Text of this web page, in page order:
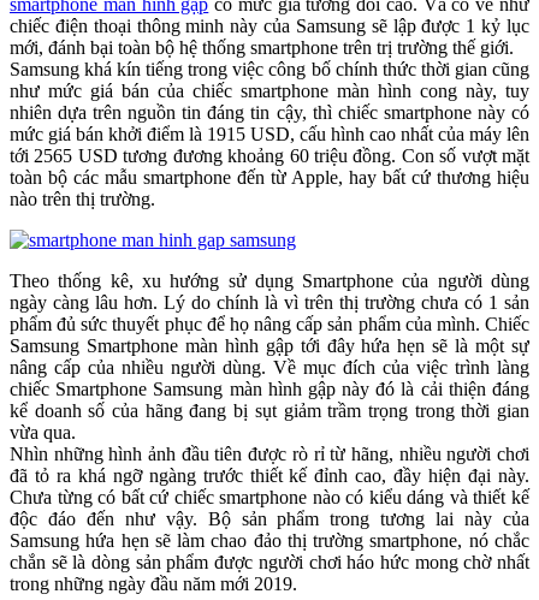
smartphone màn hình gập có mức giá tương đối cao. Và có vẻ như
chiếc điện thoại thông minh này của Samsung sẽ lập được 1 kỷ lục
mới, đánh bại toàn bộ hệ thống smartphone trên trị trường thế giới.
Samsung khá kín tiếng trong việc công bố chính thức thời gian cũng
như mức giá bán của chiếc smartphone màn hình cong này, tuy
nhiên dựa trên nguồn tin đáng tin cậy, thì chiếc smartphone này có
mức giá bán khởi điểm là 1915 USD, cấu hình cao nhất của máy lên
tới 2565 USD tương đương khoảng 60 triệu đồng. Con số vượt mặt
toàn bộ các mẫu smartphone đến từ Apple, hay bất cứ thương hiệu
nào trên thị trường.
Theo thống kê, xu hướng sử dụng Smartphone của người dùng
ngày càng lâu hơn. Lý do chính là vì trên thị trường chưa có 1 sản
phẩm đủ sức thuyết phục để họ nâng cấp sản phẩm của mình. Chiếc
Samsung Smartphone màn hình gập tới đây hứa hẹn sẽ là một sự
nâng cấp của nhiều người dùng. Về mục đích của việc trình làng
chiếc Smartphone Samsung màn hình gập này đó là cải thiện đáng
kể doanh số của hãng đang bị sụt giảm trầm trọng trong thời gian
vừa qua.
Nhìn những hình ảnh đầu tiên được rò rỉ từ hãng, nhiều người chơi
đã tỏ ra khá ngỡ ngàng trước thiết kế đỉnh cao, đầy hiện đại này.
Chưa từng có bất cứ chiếc smartphone nào có kiểu dáng và thiết kế
độc đáo đến như vậy. Bộ sản phẩm trong tương lai này của
Samsung hứa hẹn sẽ làm chao đảo thị trường smartphone, nó chắc
chắn sẽ là dòng sản phẩm được người chơi háo hức mong chờ nhất
trong những ngày đầu năm mới 2019.